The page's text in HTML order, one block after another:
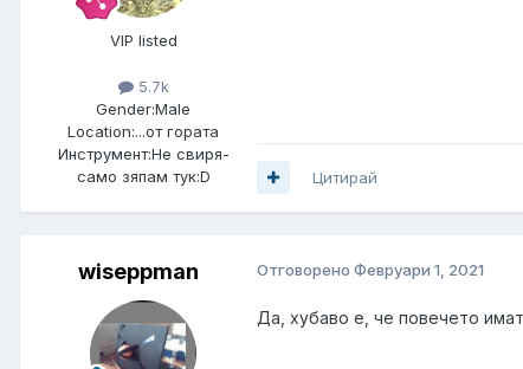
VIP listed
5.7k
Gender:Male
Location:...от гората
Инструмент:Не свиря-
само зяпам тук:D
Цитирай
wiseppman Отговорено Февруари 1, 2021
Да, хубаво е, че повечето